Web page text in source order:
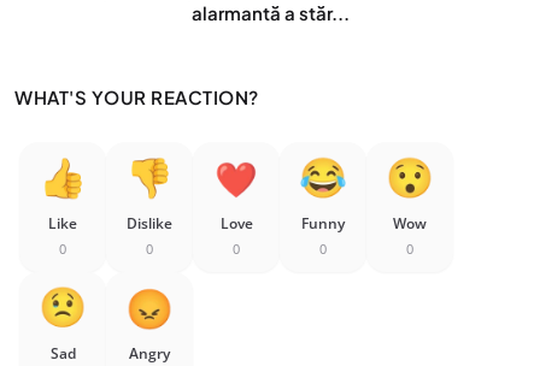
alarmantă a stăr...
WHAT'S YOUR REACTION?
Like
0
Dislike
0
Love
0
Funny
0
Wow
0
Sad Angry